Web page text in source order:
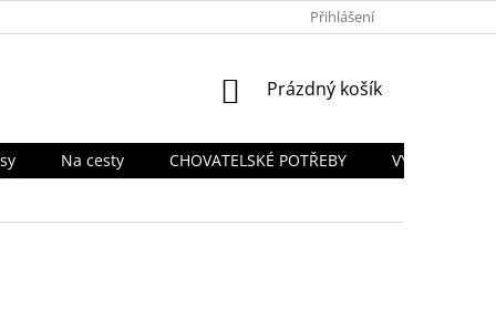
TABULKA VELIKOSTÍ
Přihlášení
NÁKUPNÍ
Prázdný košík
Na cesty CHOVATELSKÉ POTŘEBY
VÝPRODEJ